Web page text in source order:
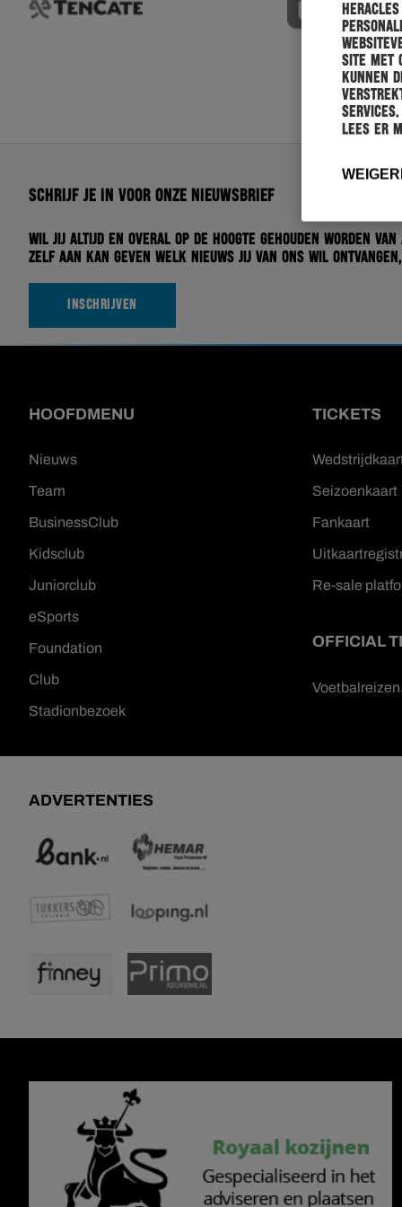
site met
kunnen
verstrekt
Lees er
Schrijf je in voor onze nieuwsbrief
Wil jij altijd en overal op de hoogte gehouden worden
zelf aan kan geven welk nieuws jij van ons wil
INSCHRIJVEN
HOOFDMENU
Nieuws
Team
BusinessClub
Kidsclub
Juniorclub
eSports
Foundation
Club
Stadionbezoek
TICKETS
Seizoenkaart
Fankaart
Re-sale
OFFICIAL
ADVERTENTIES